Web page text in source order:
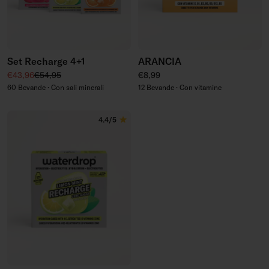
Set Recharge 4+1
Prezzo di vendita
€43,96Prezzo regolare
€54,95
60 Bevande · Con sali minerali
ARANCIA
Prezzo regolare
€8,99
12 Bevande · Con vitamine
4.4/5